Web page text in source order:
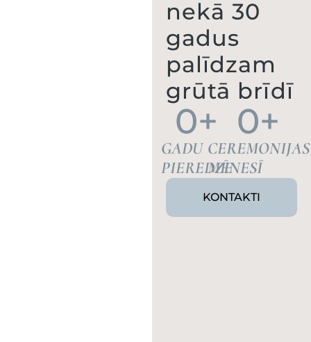
nekā 30
gadus
palīdzam
grūtā brīdī
GADU
PIEREDZE
0+
CEREMONIJAS
MĒNESĪ
0+
KONTAKTI